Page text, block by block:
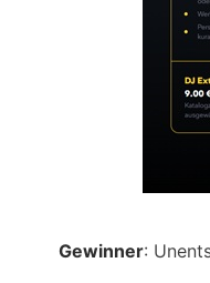
Gewinner: